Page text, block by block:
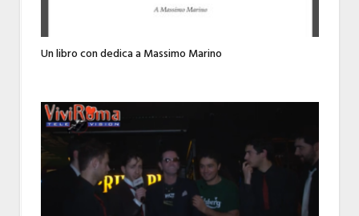
Un libro con dedica a Massimo Marino